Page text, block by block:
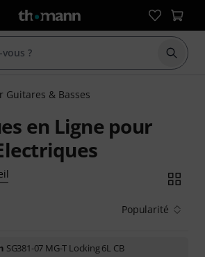
Guitares & Basses
en Ligne pour
Popularité
SG381-07 MG-T Locking 6L CB